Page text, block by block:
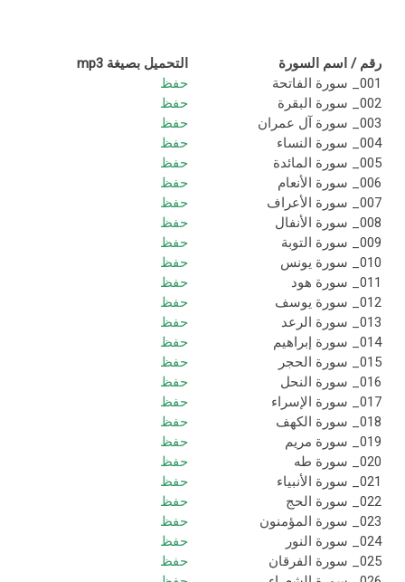
رقم / اسم السورة
التحميل بصيغة mp3
001_ سورة الفاتحة
حفظ
002_ سورة البقرة
حفظ
003_ سورة آل عمران
حفظ
004_ سورة النساء
حفظ
005_ سورة المائدة
حفظ
006_ سورة الأنعام
حفظ
007_ سورة الأعراف
حفظ
008_ سورة الأنفال
حفظ
009_ سورة التوبة
حفظ
010_ سورة يونس
حفظ
011_ سورة هود
حفظ
012_ سورة يوسف
حفظ
013_ سورة الرعد
حفظ
014_ سورة إبراهيم
حفظ
015_ سورة الحجر
حفظ
016_ سورة النحل
حفظ
017_ سورة الإسراء
حفظ
018_ سورة الكهف
حفظ
019_ سورة مريم
حفظ
020_ سورة طه
حفظ
021_ سورة الأنبياء
حفظ
022_ سورة الحج
حفظ
023_ سورة المؤمنون
حفظ
024_ سورة النور
حفظ
025_ سورة الفرقان
حفظ